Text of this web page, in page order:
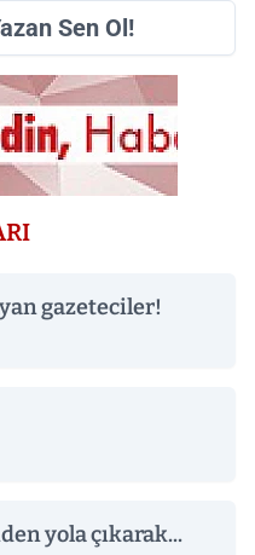
Sen Ol!
gazeteciler!
yola çıkarak...